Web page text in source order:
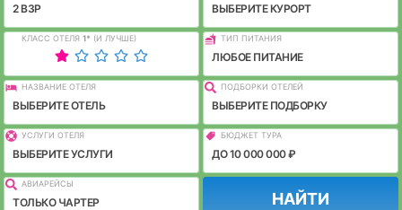
2 ВЗР ВЫБЕРИТЕ КУРОРТ
КЛАСС ОТЕЛЯ 1* (И ЛУЧШЕ) ТИП ПИТАНИЯ
ЛЮБОЕ ПИТАНИЕ
НАЗВАНИЕ ОТЕЛЯ
ВЫБЕРИТЕ ОТЕЛЬ
ПОДБОРКИ ОТЕЛЕЙ
ВЫБЕРИТЕ ПОДБОРКУ
УСЛУГИ ОТЕЛЯ
ВЫБЕРИТЕ УСЛУГИ
БЮДЖЕТ ТУРА
ДО 10 000 000 ₽
АВИАРЕЙСЫ
ТОЛЬКО ЧАРТЕР НАЙТИ